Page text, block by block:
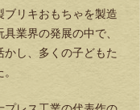
リキおもちゃを製造
業界の発展の中で、
し、多くの子どもた